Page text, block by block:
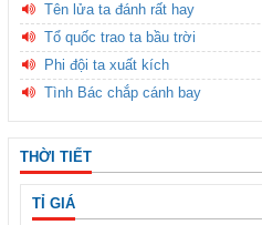
Tên lửa ta đánh rất hay
Tổ quốc trao ta bầu trời
Phi đội ta xuất kích
Tình Bác chắp cánh bay
THỜI TIẾT
TỈ GIÁ